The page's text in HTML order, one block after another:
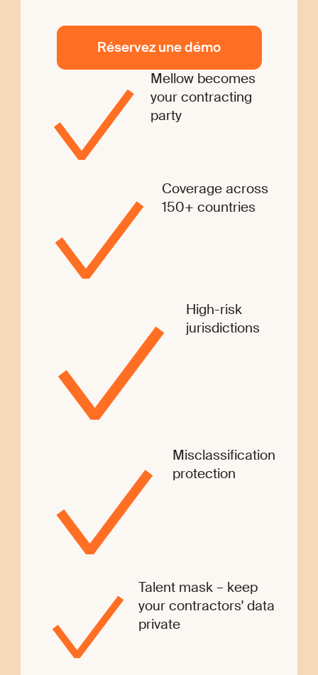
Réservez une démo
Mellow becomes
your contracting
party
Coverage across
150+ countries
High-risk
jurisdictions
Misclassification
protection
Talent mask – keep
your contractors' data
private